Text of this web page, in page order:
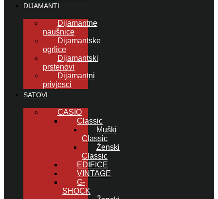
DIJAMANTI
Dijamantne
naušnice
Dijamantske
ogrlice
Dijamantski
prstenovi
Dijamantni
privjesci
SATOVI
CASIO
Classic
Muški
Classic
Ženski
Classic
EDIFICE
VINTAGE
G-
SHOCK